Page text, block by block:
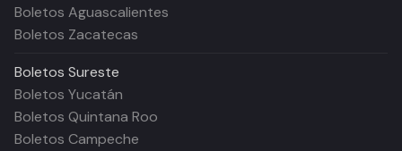
Boletos Aguascalientes
Boletos Zacatecas
Boletos Sureste
Boletos Yucatán
Boletos Quintana Roo
Boletos Campeche